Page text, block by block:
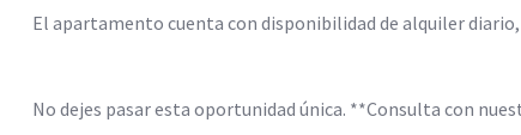
El apartamento cuenta con disponibilidad de alquiler
No dejes pasar esta oportunidad única. **Consulta con